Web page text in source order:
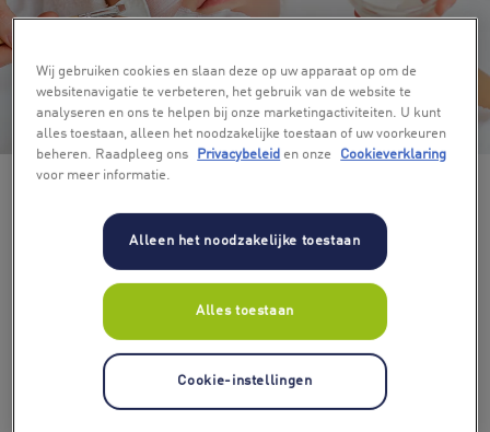
Wij gebruiken cookies en slaan deze op uw apparaat op om de
websitenavigatie te verbeteren, het gebruik van de website te
analyseren en ons te helpen bij onze marketingactiviteiten. U kunt
alles toestaan, alleen het noodzakelijke toestaan of uw voorkeuren
beheren. Raadpleeg ons
Privacybeleid en onze
Cookieverklaring
voor meer informatie.
Alleen het noodzakelijke toestaan
Alles toestaan
Cookie-instellingen